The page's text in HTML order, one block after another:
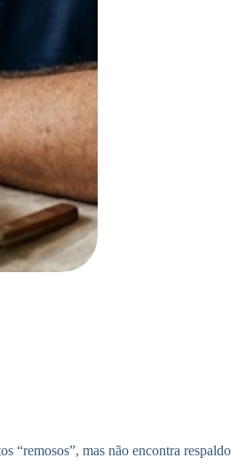
“remosos”, mas não encontra respaldo